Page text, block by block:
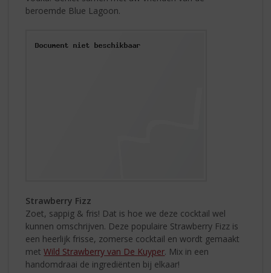
beroemde Blue Lagoon.
Strawberry Fizz
Zoet, sappig & fris! Dat is hoe we deze cocktail wel
kunnen omschrijven. Deze populaire Strawberry Fizz is
een heerlijk frisse, zomerse cocktail en wordt gemaakt
metWild Strawberry van De Kuyper. Mix in een
handomdraai de ingrediënten bij elkaar!